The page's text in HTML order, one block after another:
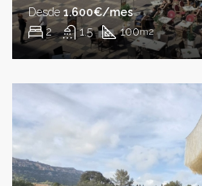
2 1.5 100m2
Desde 1.600€/mes